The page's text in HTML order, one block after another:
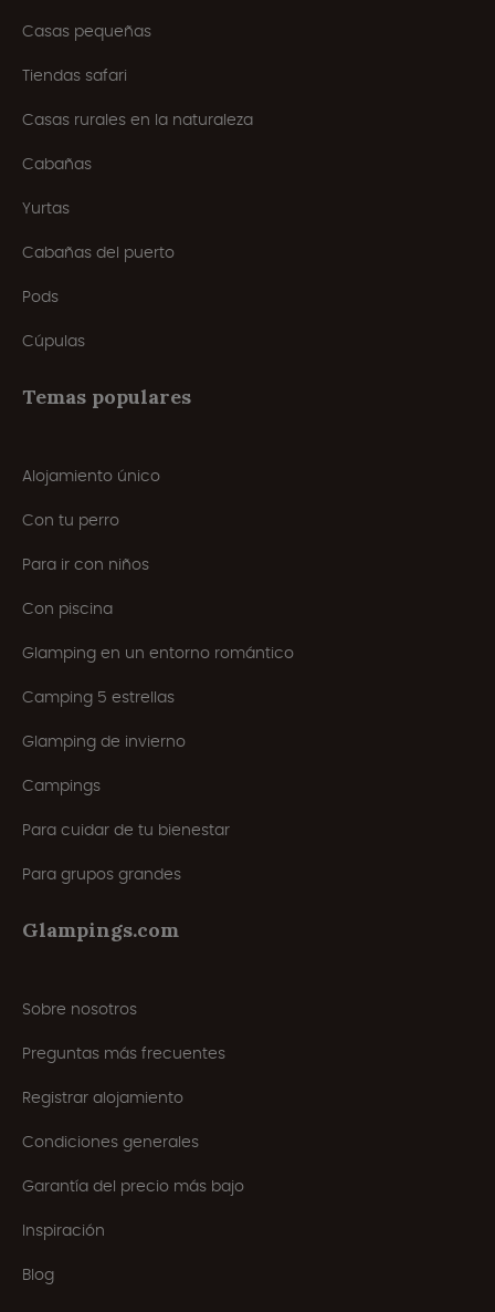
Casas pequeñas
Tiendas safari
Casas rurales en la naturaleza
Cabañas
Yurtas
Cabañas del puerto
Pods
Cúpulas
Temas populares
Alojamiento único
Con tu perro
Para ir con niños
Con piscina
Glamping en un entorno romántico
Camping 5 estrellas
Glamping de invierno
Campings
Para cuidar de tu bienestar
Para grupos grandes
Glampings.com
Sobre nosotros
Preguntas más frecuentes
Registrar alojamiento
Condiciones generales
Garantía del precio más bajo
Inspiración
Blog